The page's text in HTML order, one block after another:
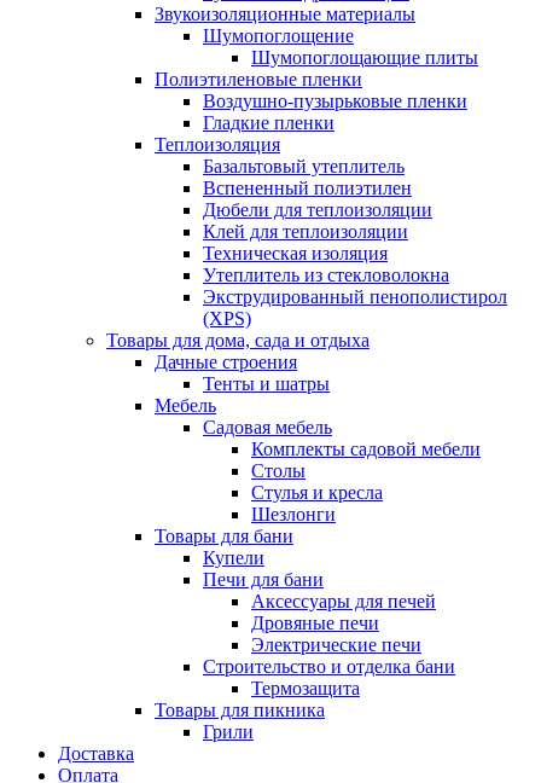
Звукоизоляционные материалы
Шумопоглощение
Шумопоглощающие плиты
Полиэтиленовые пленки
Воздушно-пузырьковые пленки
Гладкие пленки
Теплоизоляция
Базальтовый утеплитель
Вспененный полиэтилен
Дюбели для теплоизоляции
Клей для теплоизоляции
Техническая изоляция
Утеплитель из стекловолокна
Экструдированный пенополистирол
(XPS)
Товары для дома, сада и отдыха
Дачные строения
Тенты и шатры
Мебель
Садовая мебель
Комплекты садовой мебели
Столы
Стулья и кресла
Шезлонги
Товары для бани
Купели
Печи для бани
Аксессуары для печей
Дровяные печи
Электрические печи
Строительство и отделка бани
Термозащита
Товары для пикника
Грили
Доставка
Оплата